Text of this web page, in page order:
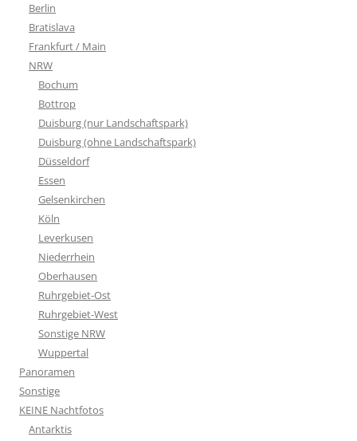
Berlin
Bratislava
Frankfurt / Main
NRW
Bochum
Bottrop
Duisburg (nur Landschaftspark)
Duisburg (ohne Landschaftspark)
Düsseldorf
Essen
Gelsenkirchen
Köln
Leverkusen
Niederrhein
Oberhausen
Ruhrgebiet-Ost
Ruhrgebiet-West
Sonstige NRW
Wuppertal
Panoramen
Sonstige
KEINE Nachtfotos
Antarktis